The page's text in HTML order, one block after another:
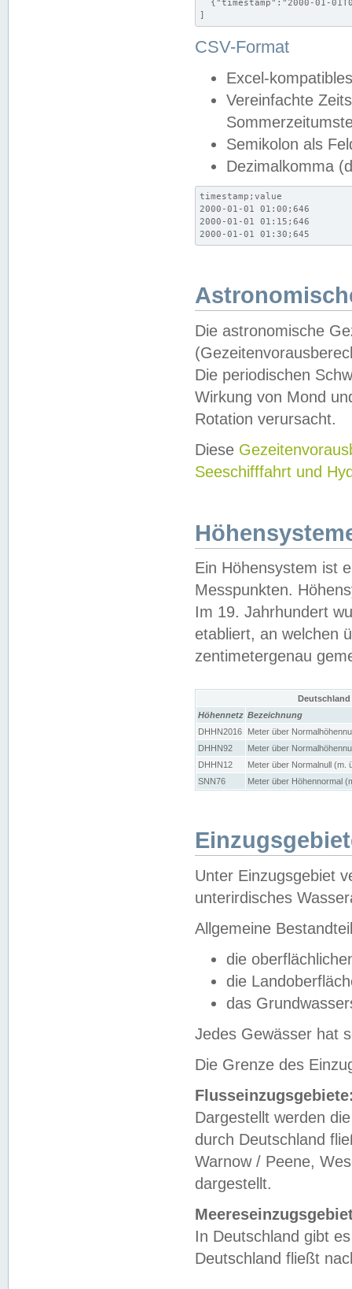
{"timestamp":"2000-01-
]
CSV-Format
Excel-
Vereinfachte
Semikolon als
Dezimalkomma
timestamp;value
2000-01-01 01:00;646
2000-01-01 01:15;646
2000-01-01 01:30;645
Die astronomische
Die periodischen
Wirkung von Mond
Rotation verursacht.
Diese
Seeschifffahrt und
Ein Höhensystem ist
Messpunkten.
Im 19. Jahrhundert
etabliert, an welchen
zentimetergenau
Höhennetz Bezeichnung
DHHN2016
Meter über
DHHN92
Meter über
DHHN12
Meter über Normalnull (m.
SNN76
Meter über Höhennormal
Unter Einzugsgebiet
unterirdisches
Allgemeine
die
die
das
Jedes Gewässer hat
Die Grenze des
Dargestellt werden
durch Deutschland
Warnow / Peene,
dargestellt.
In Deutschland gibt
Deutschland fließt